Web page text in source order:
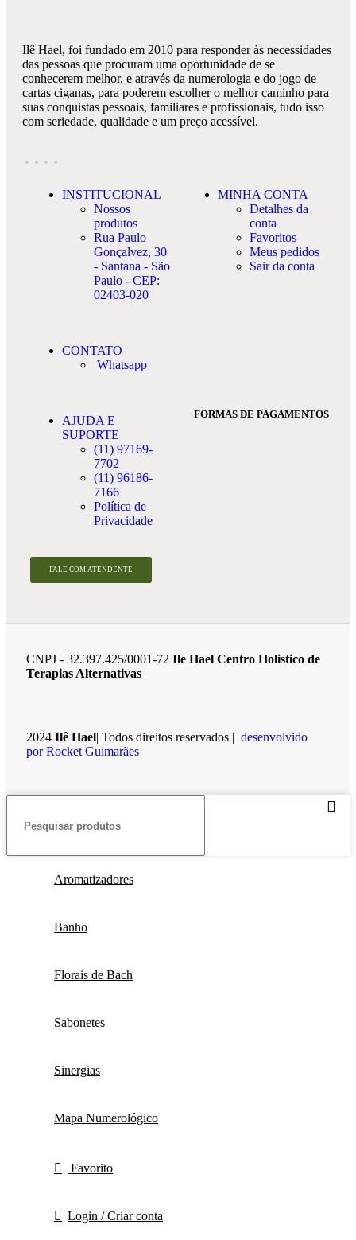
Ilê Hael, foi fundado em 2010 para responder às necessidades
das pessoas que procuram uma oportunidade de se
conhecerem melhor, e através da numerologia e do jogo de
cartas ciganas, para poderem escolher o melhor caminho para
suas conquistas pessoais, familiares e profissionais, tudo isso
com seriedade, qualidade e um preço acessível.
INSTITUCIONAL
Nossos
produtos
Rua Paulo
Gonçalvez, 30
- Santana - São
Paulo - CEP:
02403-020
CONTATO
Whatsapp
MINHA CONTA
Detalhes da
conta
Favoritos
Meus pedidos
Sair da conta
AJUDA E
SUPORTE
(11) 97169-
7702
(11) 96186-
7166
Política de
Privacidade
FALE COM ATENDENTE
FORMAS DE PAGAMENTOS
CNPJ - 32.397.425/0001-72 Ile Hael Centro Holistico de
Terapias Alternativas
2024 Ilê Hael| Todos direitos reservados | desenvolvido
por Rocket Guimarães
Aromatizadores
Banho
Florais de Bach
Sabonetes
Sinergias
Mapa Numerológico
Favorito
Login / Criar conta